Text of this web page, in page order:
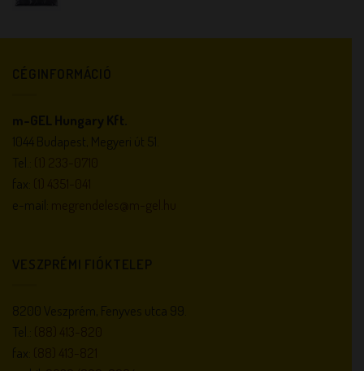
CÉGINFORMÁCIÓ
m-GEL Hungary Kft.
1044 Budapest, Megyeri út 51.
Tel.:
fax:
e-mail:
VESZPRÉMI FIÓKTELEP
8200 Veszprém, Fenyves utca 99.
Tel.:
fax: